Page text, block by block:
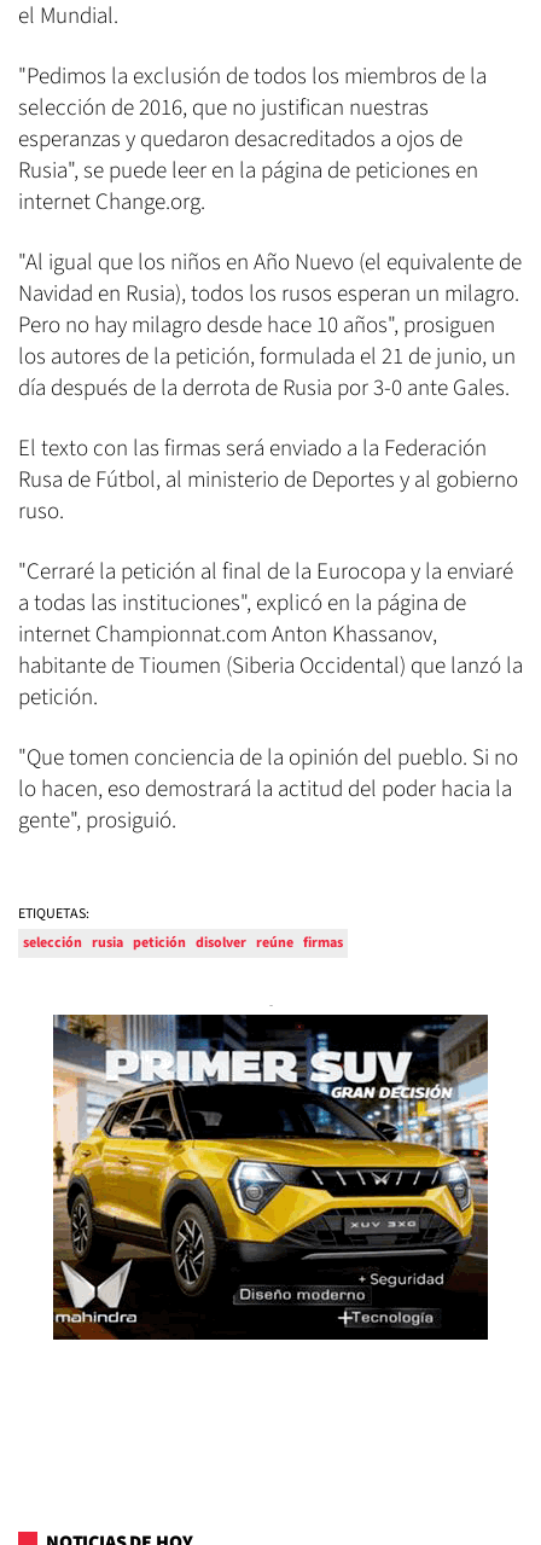
el Mundial.
"Pedimos la exclusión de todos los miembros de la
selección de 2016, que no justifican nuestras
esperanzas y quedaron desacreditados a ojos de
Rusia", se puede leer en la página de peticiones en
internet Change.org.
"Al igual que los niños en Año Nuevo (el equivalente de
Navidad en Rusia), todos los rusos esperan un milagro.
Pero no hay milagro desde hace 10 años", prosiguen
los autores de la petición, formulada el 21 de junio, un
día después de la derrota de Rusia por 3-0 ante Gales.
El texto con las firmas será enviado a la Federación
Rusa de Fútbol, al ministerio de Deportes y al gobierno
ruso.
"Cerraré la petición al final de la Eurocopa y la enviaré
a todas las instituciones", explicó en la página de
internet Championnat.com Anton Khassanov,
habitante de Tioumen (Siberia Occidental) que lanzó la
petición.
"Que tomen conciencia de la opinión del pueblo. Si no
lo hacen, eso demostrará la actitud del poder hacia la
gente", prosiguió.
ETIQUETAS:
selección rusia petición disolver reúne firmas